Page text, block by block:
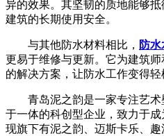
异的效果。其坚韧的质地能够
建筑的长期使用安全。
与其他防水材料相比， 防
更易于维修与更新。它为建筑
的解决方案，让防水工作变得轻
青岛泥之韵是一家专注艺术
于一体的科创型企业，致力于成
现旗下有泥之韵、迈斯卡乐、